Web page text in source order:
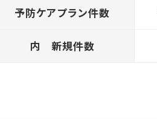
予防ケアプラン件数
内 新規件数